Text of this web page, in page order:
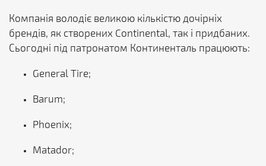
Компанія володіє великою кількістю дочірніх
брендів, як створених Continental, так і придбаних.
Сьогодні під патронатом Континенталь працюють:
General Tire;
Barum;
Phoenix;
Matador;